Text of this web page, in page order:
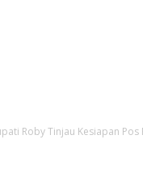
Roby Tinjau Kesiapan